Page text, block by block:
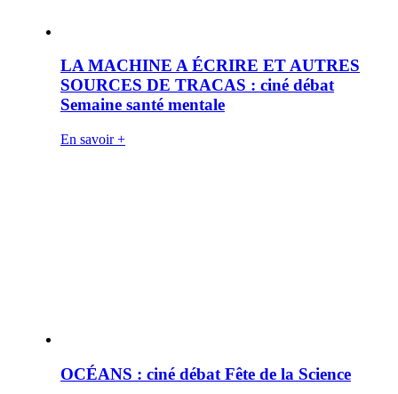
LA MACHINE A ÉCRIRE ET AUTRES
SOURCES DE TRACAS : ciné débat
Semaine santé mentale
En savoir +
OCÉANS : ciné débat Fête de la Science